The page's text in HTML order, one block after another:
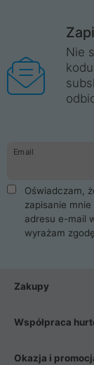
Nie
Email
Oświadczam,
zapisanie
adresu e-mail
wyrażam
Zakupy
Współpraca
Okazja i